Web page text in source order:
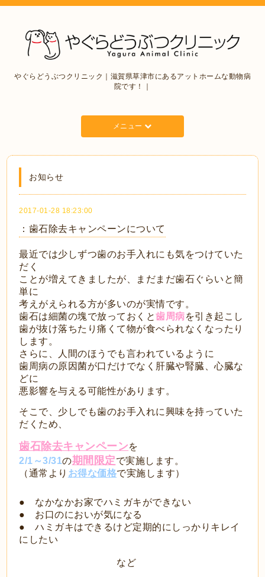
やぐらどうぶつクリニック｜滋賀県草津市にあるアットホームな動物病
院です！｜
メニュー
お知らせ
2017-01-28 18:23:00
：歯石除去キャンペーンについて
最近では少しずつ歯のお手入れにも気をつけていた
だく
ことが増えてきましたが、まだまだ歯石ぐらいと簡
単に
考えがえられる方が多いのが実情です。
歯石は細菌の塊で放っておくと歯周病を引き起こし
歯が抜け落ちたり痛くて物が食べられなくなったり
します。
さらに、人間のほうでも言われているように
歯周病の原因菌が口だけでなく肝臓や腎臓、心臓な
どに
悪影響を与える可能性があります。
そこで、少しでも歯のお手入れに興味を持っていた
だくため、
歯石除去キャンペーンを
2/1～3/31の期間限定で実施します。
（通常より お得な価格で実施します）
● なかなかお家でハミガキができない
● お口のにおいが気になる
● ハミガキはできるけど定期的にしっかりキレイ
にしたい
など